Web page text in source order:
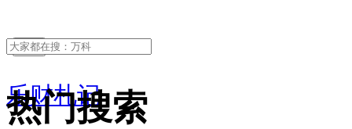
热门搜索
关注
乐财札记